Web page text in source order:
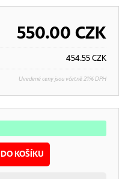
550.00 CZK
454.55CZK
Uvedené ceny jsou včetně 21% DPH
DO KOŠÍKU